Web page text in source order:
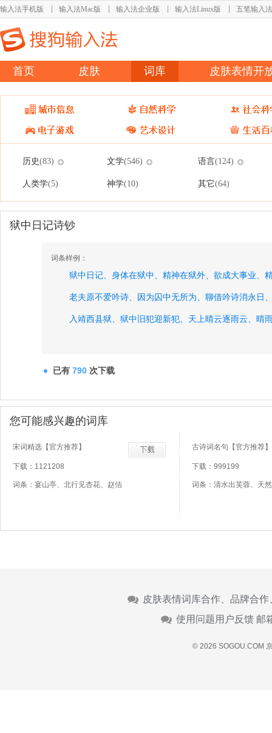
输入法手机版 输入法Mac版 输入法企业版 输入法Linux版 五笔输入法
首页 皮肤 词库 皮肤表情开
历史(83) 文学(546) 语言(124)
人类学(5) 神学(10) 其它(64)
狱中日记诗钞
词条样例：
狱中日记、 身体在狱中、 精神在狱外、 欲成大事业、
老夫原不爱吟诗、 因为囚中无所为、 聊借吟诗消永日
入靖西县狱、 狱中旧犯迎新犯、 天上晴云逐雨云、 晴
已有 790 次下载
您可能感兴趣的词库
宋词精选【官方推荐】
下载：1121208
词条：宴山亭、北行见杏花、赵佶
古诗词名句【官方推荐】
下载：999199
词条：清水出芙蓉、天
皮肤表情词库合作、品牌合
使用问题用户反馈 邮
© 2026 SOGOU.COM